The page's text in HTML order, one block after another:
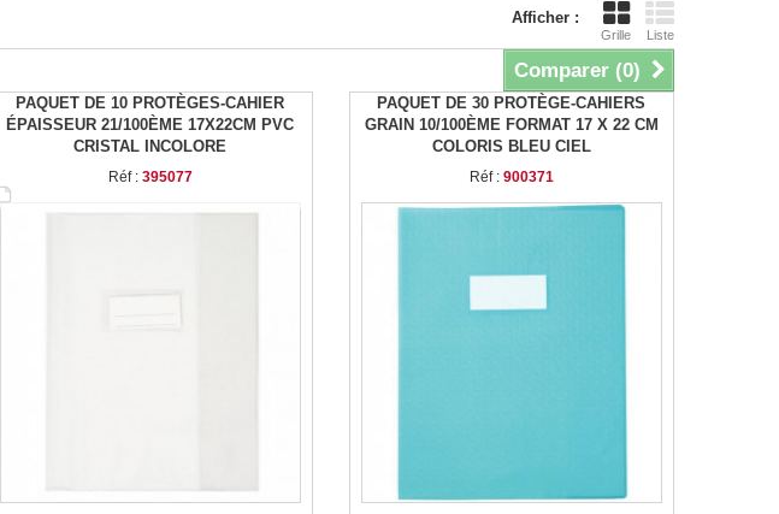
Afficher :
Grille Liste
Comparer (0)
PAQUET DE 10 PROTÈGES-CAHIER
ÉPAISSEUR 21/100ÈME 17X22CM PVC
CRISTAL INCOLORE
Réf : 395077
PAQUET DE 30 PROTÈGE-CAHIERS
GRAIN 10/100ÈME FORMAT 17 X 22 CM
COLORIS BLEU CIEL
Réf : 900371